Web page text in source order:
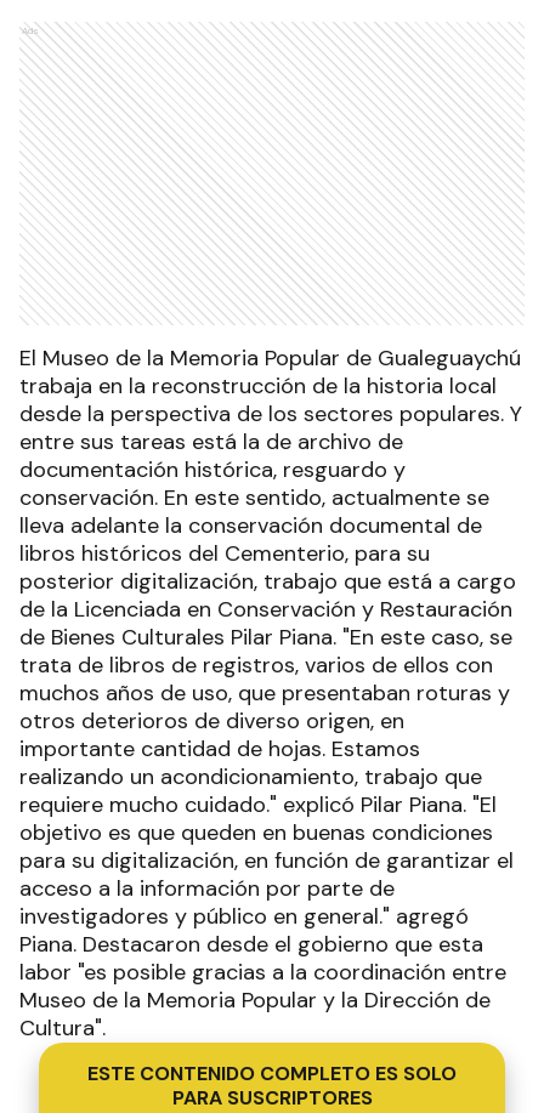
Ads
El Museo de la Memoria Popular de Gualeguaychú
trabaja en la reconstrucción de la historia local
desde la perspectiva de los sectores populares. Y
entre sus tareas está la de archivo de
documentación histórica, resguardo y
conservación. En este sentido, actualmente se
lleva adelante la conservación documental de
libros históricos del Cementerio, para su
posterior digitalización, trabajo que está a cargo
de la Licenciada en Conservación y Restauración
de Bienes Culturales Pilar Piana. "En este caso, se
trata de libros de registros, varios de ellos con
muchos años de uso, que presentaban roturas y
otros deterioros de diverso origen, en
importante cantidad de hojas. Estamos
realizando un acondicionamiento, trabajo que
requiere mucho cuidado." explicó Pilar Piana. "El
objetivo es que queden en buenas condiciones
para su digitalización, en función de garantizar el
acceso a la información por parte de
investigadores y público en general." agregó
Piana. Destacaron desde el gobierno que esta
labor "es posible gracias a la coordinación entre
Museo de la Memoria Popular y la Dirección de
Cultura".
ESTE CONTENIDO COMPLETO ES SOLO
PARA SUSCRIPTORES